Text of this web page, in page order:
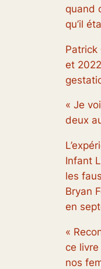
quand
qu’il
Patrick
et
« Je
deux
Infant
les
Bryan
en
«
ce
nos